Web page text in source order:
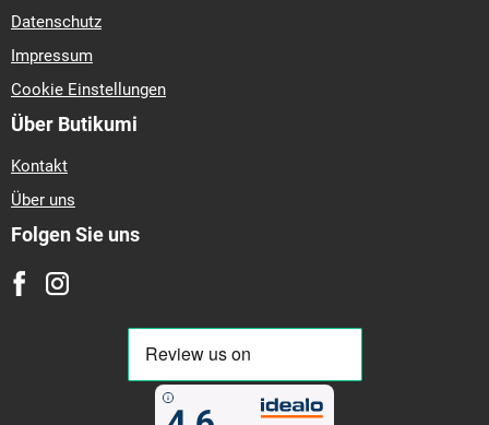
Datenschutz
Impressum
Cookie Einstellungen
Über Butikumi
Kontakt
Über uns
Folgen Sie uns